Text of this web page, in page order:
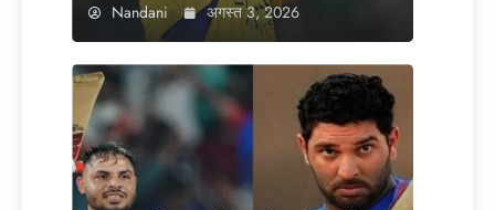
Nandani अगस्त 3, 2026